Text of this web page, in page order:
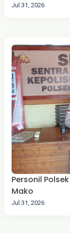
Jul 31, 2026
Personil
Mako
Jul 31, 2026